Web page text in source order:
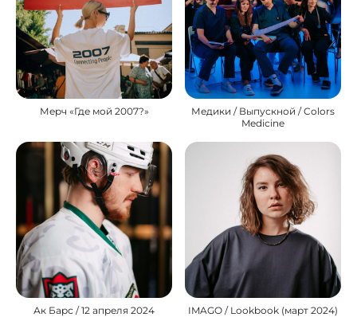
Мерч «Где мой 2007?»
Медики / Выпускной / Colors
Medicine
Ак Барс / 12 апреля 2024 IMAGO / Lookbook (март 2024)